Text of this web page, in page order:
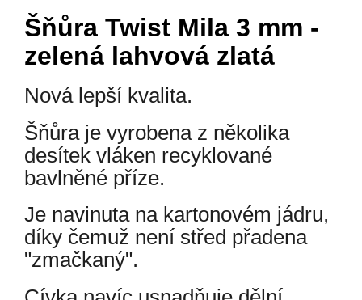
Šňůra Twist Mila 3 mm -
zelená lahvová zlatá
Nová lepší kvalita.
Šňůra je vyrobena z několika
desítek vláken recyklované
bavlněné příze.
Je navinuta na kartonovém jádru,
díky čemuž není střed přadena
"zmačkaný".